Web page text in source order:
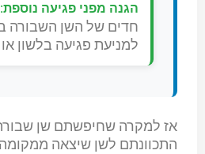
הגנה מפני פגיעה נוספת:
חדים של השן השבורה
למניעת פגיעה בלשון
אז למקרה שחיפשתם שן
התכוונתם לשן שיצאה